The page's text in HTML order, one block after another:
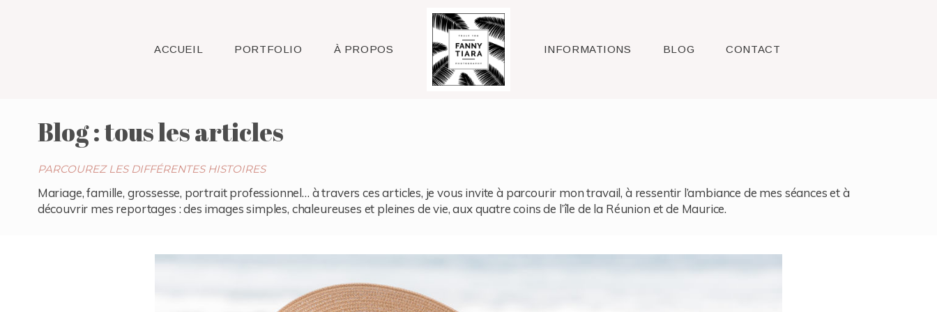
ACCUEIL PORTFOLIO À PROPOS Raleigh INFORMATIONS BLOG CONTACT
Blog : tous les articles
PARCOUREZ LES DIFFÉRENTES HISTOIRES
Mariage, famille, grossesse, portrait professionnel… à travers ces articles, je vous invite à parcourir mon travail, à ressentir l’ambiance de mes séances et à
découvrir mes reportages : des images simples, chaleureuses et pleines de vie, aux quatre coins de l’île de la Réunion et de Maurice.